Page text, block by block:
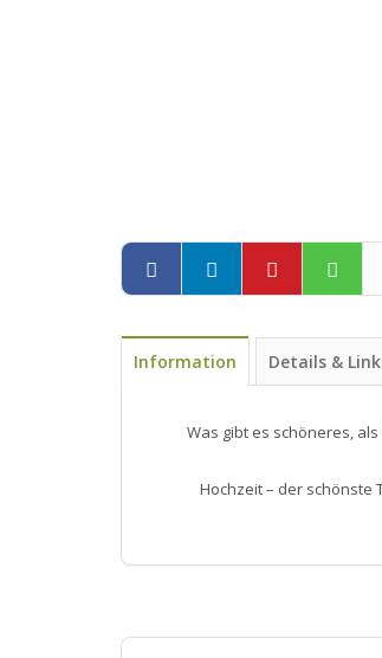
Information Details &
Was gibt es schöneres,
Hochzeit – der schönste